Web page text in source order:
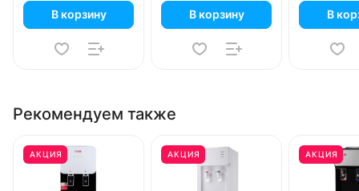
В корзину В корзину В
Рекомендуем также
АКЦИЯ АКЦИЯ АКЦИЯ